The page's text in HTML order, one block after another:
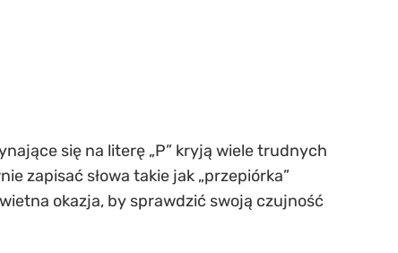
się na literę „P” kryją wiele trudnych
zapisać słowa takie jak „przepiórka”
okazja, by sprawdzić swoją czujność